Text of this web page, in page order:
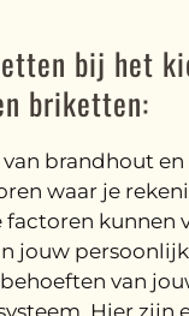
bij het
briketten:
van brandhout
waar je
factoren kunnen
jouw
van
Hier zijn